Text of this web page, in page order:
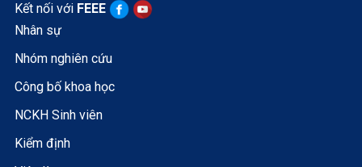
Kết nối với FEEE
Nhân sự
Nhóm nghiên cứu
Công bố khoa học
NCKH Sinh viên
Kiểm định